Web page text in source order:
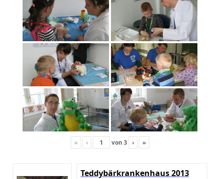
« ‹ von 3 › »
Teddybärkrankenhaus 2013